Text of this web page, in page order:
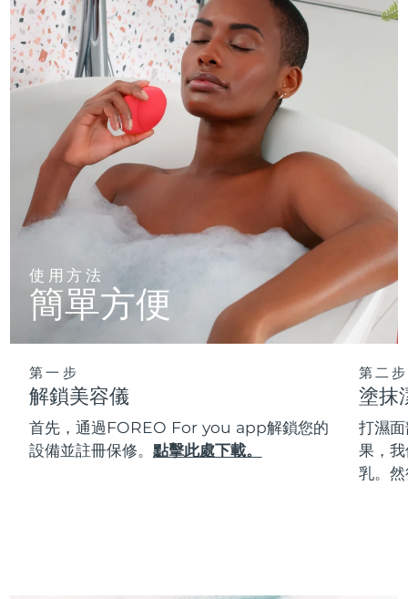
使用方法
簡單方便
第一步
解鎖美容儀
首先，通過FOREO For you app解鎖您的
設備並註冊保修。點擊此處下載。
第二步
塗抹
打濕
果，
乳。